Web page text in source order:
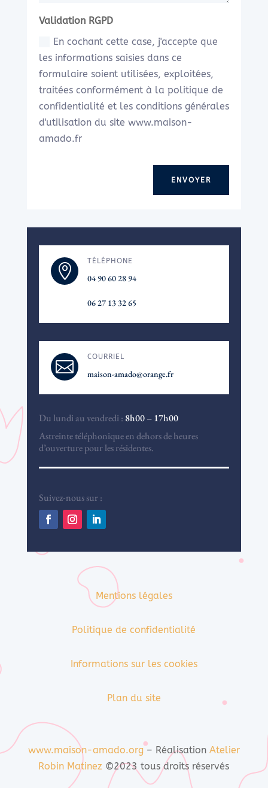
Validation RGPD
En cochant cette case, j'accepte que
les informations saisies dans ce
formulaire soient utilisées, exploitées,
traitées conformément à la politique de
confidentialité et les conditions générales
d'utilisation du site www.maison-
amado.fr
ENVOYER

TÉLÉPHONE
04 90 60 28 94
06 27 13 32 65

COURRIEL
maison-amado@orange.fr
Du lundi au vendredi : 8h00 – 17h00
Astreinte téléphonique en dehors de heures
d’ouverture pour les résidentes.
Suivez-nous sur :
Mentions légales
Politique de confidentialité
Informations sur les cookies
Plan du site
www.maison-amado.org– Réalisation Atelier
Robin Matinez ©2023 tous droits réservés